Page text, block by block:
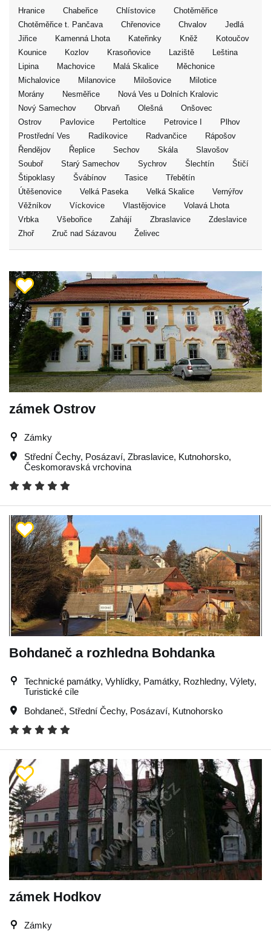
Hranice
Chabeřice Chlístovice
Chotěměřice
Chotěměřice t. Pančava
Chřenovice Chvalov
Jedlá
Jiřice
Kamenná Lhota Kateřinky Kněž
Kotoučov
Kounice
Kozlov Krasoňovice Laziště
Leština
Lipina
Machovice Malá Skalice
Měchonice
Michalovice
Milanovice Milošovice
Milotice
Morány
Nesměřice
Nová Ves u Dolních Kralovic
Nový Samechov
Obrvaň Olešná
Onšovec
Ostrov
Pavlovice Pertoltice Petrovice I
Plhov
Prostřední Ves
Radíkovice Radvančice
Rápošov
Řendějov
Řeplice Sechov Skála
Slavošov
Souboř
Starý Samechov Sychrov Šlechtín
Štičí
Štipoklasy
Švábínov Tasice
Třebětín
Útěšenovice
Velká Paseka Velká Skalice
Vernýřov
Věžníkov
Víckovice Vlastějovice
Volavá Lhota
Vrbka
Všebořice Zahájí Zbraslavice
Zdeslavice
Zhoř
Zruč nad Sázavou Želivec
zámek Ostrov
Zámky
Střední Čechy, Posázaví, Zbraslavice, Kutnohorsko,
Českomoravská vrchovina
Bohdaneč a rozhledna Bohdanka
Technické památky, Vyhlídky, Památky, Rozhledny, Výlety,
Turistické cíle
Bohdaneč, Střední Čechy, Posázaví, Kutnohorsko
zámek Hodkov
Zámky